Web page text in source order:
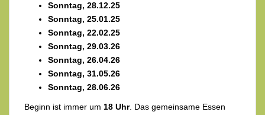
Sonntag, 28.12.25
Sonntag, 25.01.25
Sonntag, 22.02.25
Sonntag, 29.03.26
Sonntag, 26.04.26
Sonntag, 31.05.26
Sonntag, 28.06.26
Beginn ist immer um 18 Uhr. Das gemeinsame Essen